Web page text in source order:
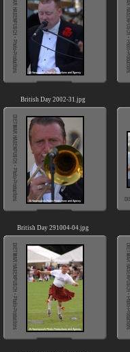
British Day 2002-31.jpg
British Day 291004-04.jpg